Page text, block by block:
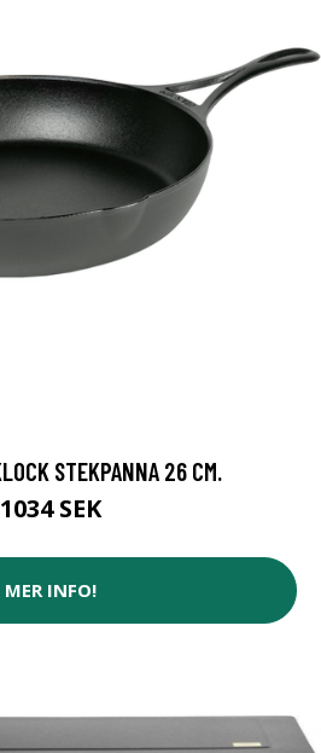
STEKPANNA 26 CM.
1034 SEK
MER INFO!